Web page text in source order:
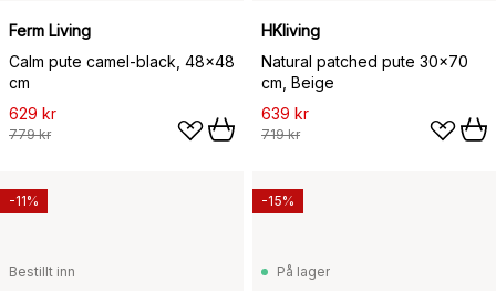
Ferm Living
Calm pute camel-black, 48x48
cm
629 kr
779 kr
HKliving
Natural patched pute 30x70
cm, Beige
639 kr
719 kr
Bestillt inn
-11%
På lager
-15%